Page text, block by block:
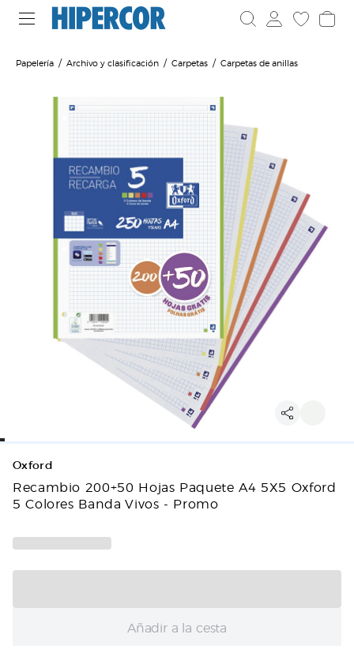
Papelería Archivo y clasificación Carpetas Carpetas de anillas
Oxford
Recambio 200+50 Hojas Paquete A4 5X5 Oxford
5 Colores Banda Vivos - Promo
Añadir a la cesta